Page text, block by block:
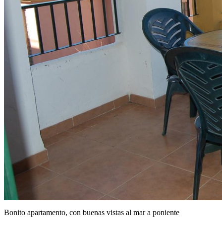
Bonito apartamento, con buenas vistas al mar a poniente